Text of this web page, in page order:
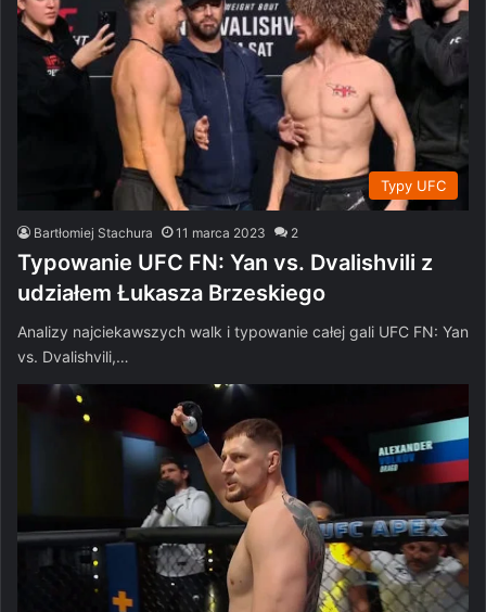
Typy UFC
Bartłomiej Stachura 11 marca 2023 2
Typowanie UFC FN: Yan vs. Dvalishvili z
udziałem Łukasza Brzeskiego
Analizy najciekawszych walk i typowanie całej gali UFC FN: Yan
vs. Dvalishvili,…